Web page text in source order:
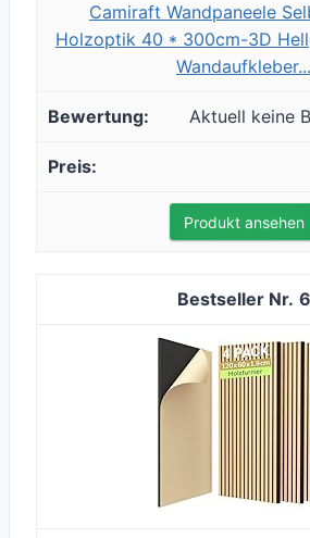
Camiraft Wandpaneele
Holzoptik 40 * 300cm-3D
Wandaufkleber...
Aktuell keine
Produkt ansehen
6